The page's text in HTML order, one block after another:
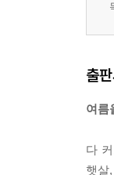
출
여름
다
햇